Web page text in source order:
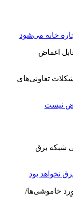
تعاونی‌های
نیست
نخواهد بود